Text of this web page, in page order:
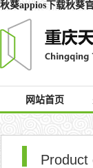
秋葵appios下载秋葵
网站首页
Product